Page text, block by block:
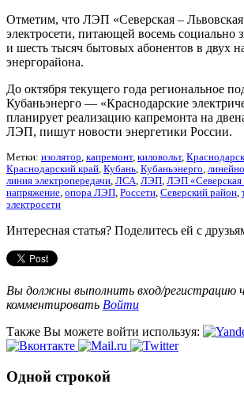
Отметим, что ЛЭП «Северская –
электросети, питающей восемь социально
и шесть тысяч бытовых абонентов в двух
энергорайона.
До октября текущего года региональное
Кубаньэнерго — «Краснодарские
планирует реализацию капремонта на
ЛЭП, пишут новости энергетики России.
Метки: изолятор, капремонт, киловольт,
Краснодарский край, Кубань, Кубаньэнерго,
линия электропередачи, ЛСА, ЛЭП, ЛЭП «Северская
напряжение, опора ЛЭП, Россети, Северский район,
электросети
Интересная статья? Поделитесь ей с
Вы должны выполнить вход/регистрацию
комментировать Войти
Также Вы можете войти используя:
Одной строкой